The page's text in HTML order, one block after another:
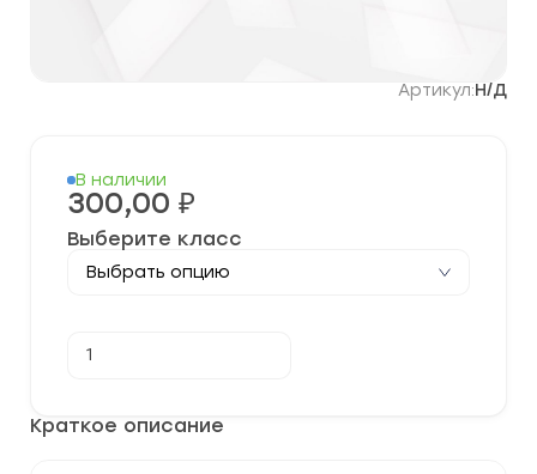
Артикул:Н/Д
Краткое описание
В наличии
300,00 ₽
Выберите класс
товара
по